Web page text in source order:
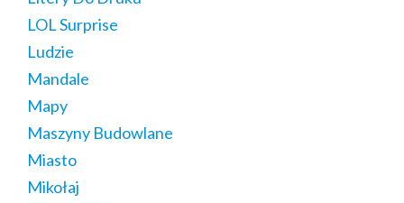
LOL Surprise
Ludzie
Mandale
Mapy
Maszyny Budowlane
Miasto
Mikołaj